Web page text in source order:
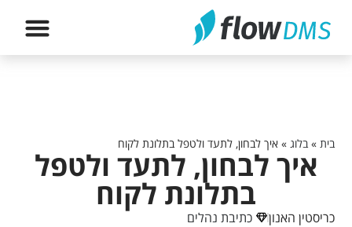
בית »בלוג »איך לבחון, לתעד ולטפל בתלונת לקוח
איך לבחון, לתעד ולטפל
בתלונת לקוח
כריסטין האנון
כתיבת נהלים